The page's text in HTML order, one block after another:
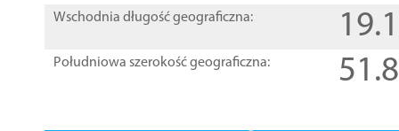
Wschodnia długość geograficzna:
Południowa szerokość geograficzna: